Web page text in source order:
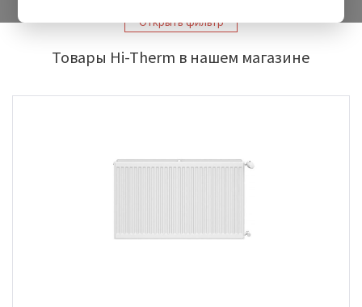
Открыть фильтр
Товары Hi-Therm в нашем магазине